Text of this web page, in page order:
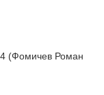
(Фомичев Роман